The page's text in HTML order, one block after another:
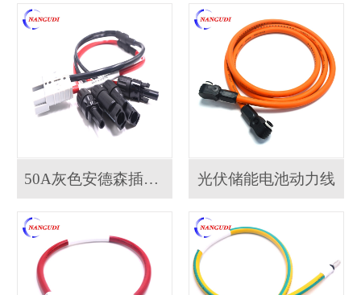
50A灰色安德森插头... 光伏储能电池动力线